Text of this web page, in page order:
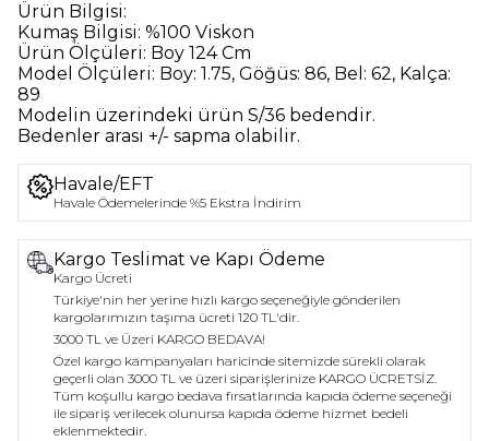
Ürün Bilgisi:
Kumaş Bilgisi: %100 Viskon
Ürün Ölçüleri: Boy 124 Cm
Model Ölçüleri: Boy: 1.75, Göğüs: 86, Bel: 62, Kalça:
89
Modelin üzerindeki ürün S/36 bedendir.
Bedenler arası +/- sapma olabilir.
Havale/EFT
Havale Ödemelerinde %5 Ekstra İndirim
Kargo Teslimat ve Kapı Ödeme
Kargo Ücreti
Türkiye'nin her yerine hızlı kargo seçeneğiyle gönderilen
kargolarımızın taşıma ücreti 120 TL'dir.
3000 TL ve Üzeri KARGO BEDAVA!
Özel kargo kampanyaları haricinde sitemizde sürekli olarak
geçerli olan 3000 TL ve üzeri siparişlerinize KARGO ÜCRETSİZ.
Tüm koşullu kargo bedava fırsatlarında kapıda ödeme seçeneği
ile sipariş verilecek olunursa kapıda ödeme hizmet bedeli
eklenmektedir.